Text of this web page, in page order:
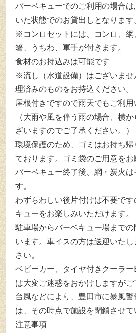
バーベキューでのご利用の場合
いた状態でのお貸出しとなります
※コンロセットには、コンロ、網
箸、うちわ、軍手が付きます。
食材のお持込みは可能です
※流し（水道設備）はございませ
理済みのものをお持込ください。
屋根付きですので雨天でもご利用
（大雨や風を伴う雨の場合、横
ざいますのでご了承ください。）
環境保護のため、ゴミはお持ち
ております。ゴミ袋のご用意をお
バーベキュー終了後、網・炭火
す。
わずらわしい後片付けは不要で
キューをお楽しみいただけます。
駐車場からバーベキュー場まで
います。車イスの方は送迎いた
さい。
ベビーカー、タイヤ付きクーラー
は大変ご迷惑をおかけしますがご
台風などにより、豊田市に暴風
は、その時点で施設を閉鎖させて
注意事項